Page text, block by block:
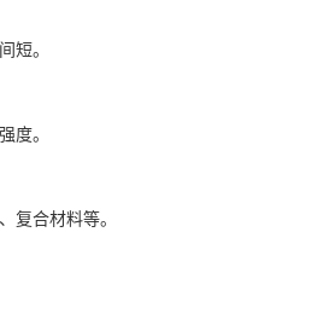
短。
度。
复合材料等。